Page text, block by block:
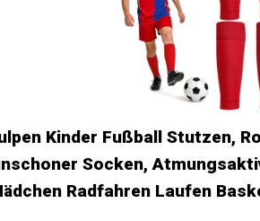
Kinder Fußball Stutzen,
Socken,
Radfahren Laufen